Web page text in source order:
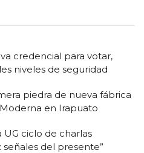
credencial para votar,
niveles de seguridad
piedra de nueva fábrica
en Irapuato
UG ciclo de charlas
señales del presente”